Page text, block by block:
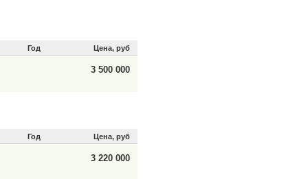
Год Цена, руб
3 500 000
Год Цена, руб
3 220 000